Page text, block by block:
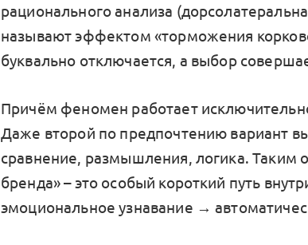
рационального анализа
называют эффектом «торможения
буквально отключается, а выбор
Причём феномен работает
Даже второй по предпочтению вариант
сравнение, размышления, логика. Таким
бренда» – это особый короткий путь
эмоциональное узнавание →